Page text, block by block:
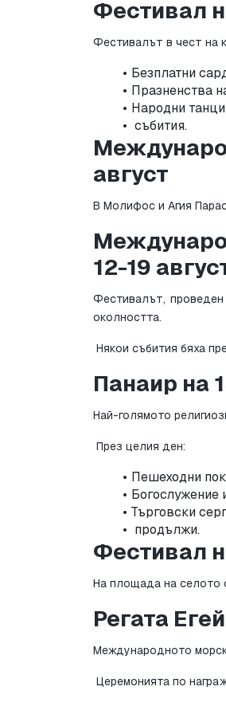
Фестивал
Фестивалът в чест на
Безплатни
Празненства
Народни
събития.
август
В Молифос и Агия
12-19
Фестивалът,
околността.
Някои събития бяха
Панаир на
Най-голямото
През целия ден:
Пешеходни
Богослужение
Търговски
продължи.
Фестивал
На площада на селото
Регата
Международното
Церемонията по